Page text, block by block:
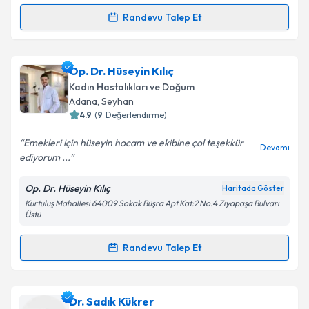
Randevu Talep Et
Randevu Takvimi Talebi
Prof. Dr. Hüsnü Çelikiçin randevu takvimi talebi
oluşturun. Size bu uzmandan randevu almanız için bir
takvim hazırlandığında e-posta ile bilgilendireceğiz.
Kişisel verilerimin işlenmesine ilişkin
Aydınlatma
Metni'ni okudum ve kişisel verilerimin belirtilen
Takvim Talebini Gönder
Op. Dr. Hüseyin Kılıç
Kadın Hastalıkları ve Doğum
Adana, Seyhan
4.9 (9 Değerlendirme)
Emekleri için hüseyin hocam ve ekibine çol teşekkür
ediyorum ...
Devamı
Op. Dr. Hüseyin Kılıç Haritada Göster
Kurtuluş Mahallesi 64009 Sokak Büşra Apt Kat:2 No:4 Ziyapaşa Bulvarı
Üstü
Randevu Talep Et
Randevu Takvimi Talebi
Op. Dr. Hüseyin Kılıçiçin randevu takvimi talebi
Dr. Sadık Kükrer